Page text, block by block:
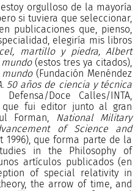
orgulloso de la mayoría
si tuviera que seleccionar,
publicaciones que, pienso,
elegiría mis libros
martillo y piedra, Albert
(estos tres ya citados),
(Fundación Menéndez
50 años de ciencia y técnica
Doce Calles/INTA,
fui editor junto al gran
Forman,
National Military
of Science and
1996), que forma parte de la
in the Philosophy of
artículos publicados (en
of special relativity in
the arrow of time, and